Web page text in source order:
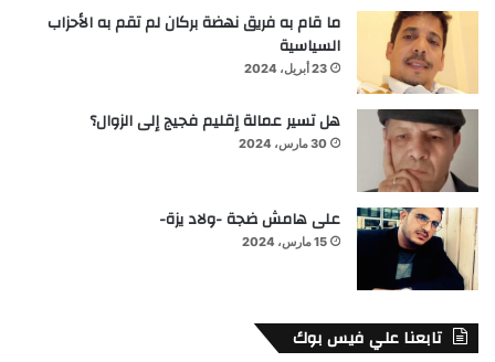
ما قام به فريق نهضة بركان لم تقم به الأحزاب
السياسية
23 أبريل، 2024
هل تسير عمالة إقليم فجيج إلى الزوال؟
30 مارس، 2024
على هامش ضجة -ولاد يزة-
15 مارس، 2024
تابعنا علي فيس بوك